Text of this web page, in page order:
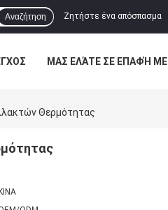
Ζητήστε ένα απόσπασμα
Αναζήτηση
ΜΑΣ ΕΛΆΤΕ ΣΕ ΕΠΑΦΉ ΜΕ
Θερμότητας
ΚΙΝΑ